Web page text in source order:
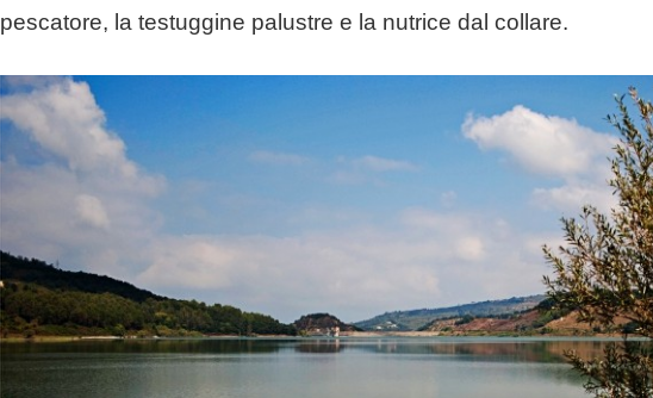
pescatore, la testuggine palustre e la nutrice dal collare.